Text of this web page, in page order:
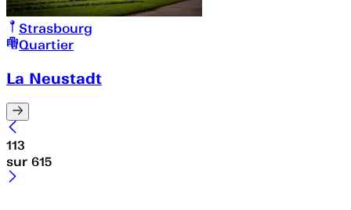
Strasbourg
Quartier
La Neustadt
113
sur 615